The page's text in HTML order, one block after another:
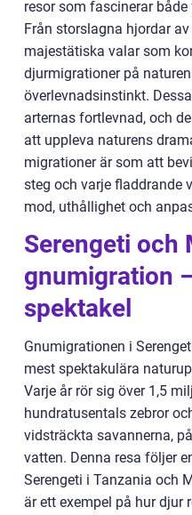
resor som fascinerar
Från storslagna hjordar
majestätiska valar som
djurmigrationer på
överlevnadsinstinkt.
arternas fortlevnad, och
att uppleva naturens
migrationer är som att
steg och varje fladdrande
mod, uthållighet och
Serengeti och
gnumigration
spektakel
Gnumigrationen i
mest spektakulära
Varje år rör sig över 1,5
hundratusentals zebror
vidsträckta savannerna,
vatten. Denna resa följer
Serengeti i Tanzania och
är ett exempel på hur djur